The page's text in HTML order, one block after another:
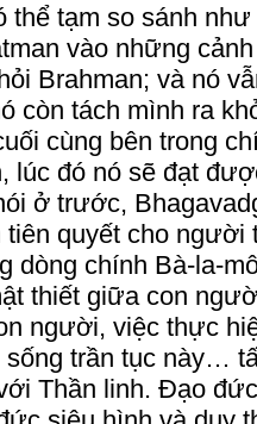
thể tạm so sánh
vào những
Brahman; và nó
còn tách mình ra
cùng bên trong
lúc đó nó sẽ đạt
ở trước,
tiên quyết cho người
dòng chính Bà-la-
thiết giữa con
người, việc thực
sống trần tục này…
Thần linh. Đạo